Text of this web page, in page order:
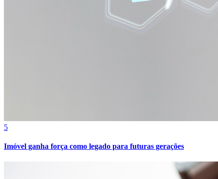
5
Imóvel ganha força como legado para futuras gerações